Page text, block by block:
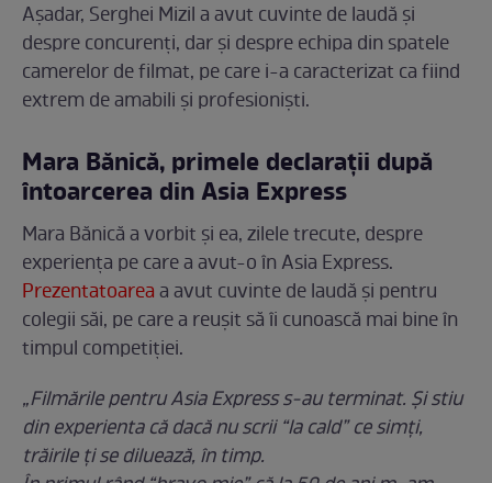
Așadar, Serghei Mizil a avut cuvinte de laudă și
despre concurenți, dar și despre echipa din spatele
camerelor de filmat, pe care i-a caracterizat ca fiind
extrem de amabili și profesioniști.
Mara Bănică, primele declarații după
întoarcerea din Asia Express
Mara Bănică a vorbit și ea, zilele trecute, despre
experiența pe care a avut-o în Asia Express.
Prezentatoareaa avut cuvinte de laudă și pentru
colegii săi, pe care a reușit să îi cunoască mai bine în
timpul competiției.
„Filmările pentru Asia Express s-au terminat. Și stiu
din experienta că dacă nu scrii “la cald” ce simți,
trăirile ți se diluează, în timp.